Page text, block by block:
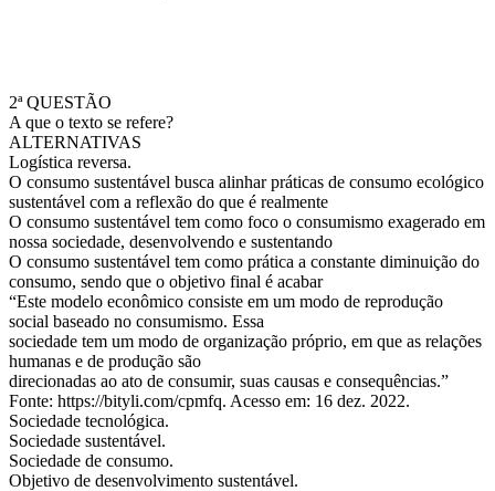
2ª QUESTÃO
A que o texto se refere?
ALTERNATIVAS
Logística reversa.
O consumo sustentável busca alinhar práticas de consumo ecológico
sustentável com a reflexão do que é realmente
O consumo sustentável tem como foco o consumismo exagerado em
nossa sociedade, desenvolvendo e sustentando
O consumo sustentável tem como prática a constante diminuição do
consumo, sendo que o objetivo final é acabar
“Este modelo econômico consiste em um modo de reprodução
social baseado no consumismo. Essa
sociedade tem um modo de organização próprio, em que as relações
humanas e de produção são
direcionadas ao ato de consumir, suas causas e consequências.”
Fonte: https://bityli.com/cpmfq. Acesso em: 16 dez. 2022.
Sociedade tecnológica.
Sociedade sustentável.
Sociedade de consumo.
Objetivo de desenvolvimento sustentável.